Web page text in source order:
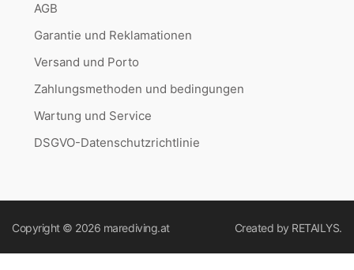
AGB
Garantie und Reklamationen
Versand und Porto
Zahlungsmethoden und bedingungen
Wartung und Service
DSGVO-Datenschutzrichtlinie
Copyright © 2026 marediving.at Created by RETAILYS.